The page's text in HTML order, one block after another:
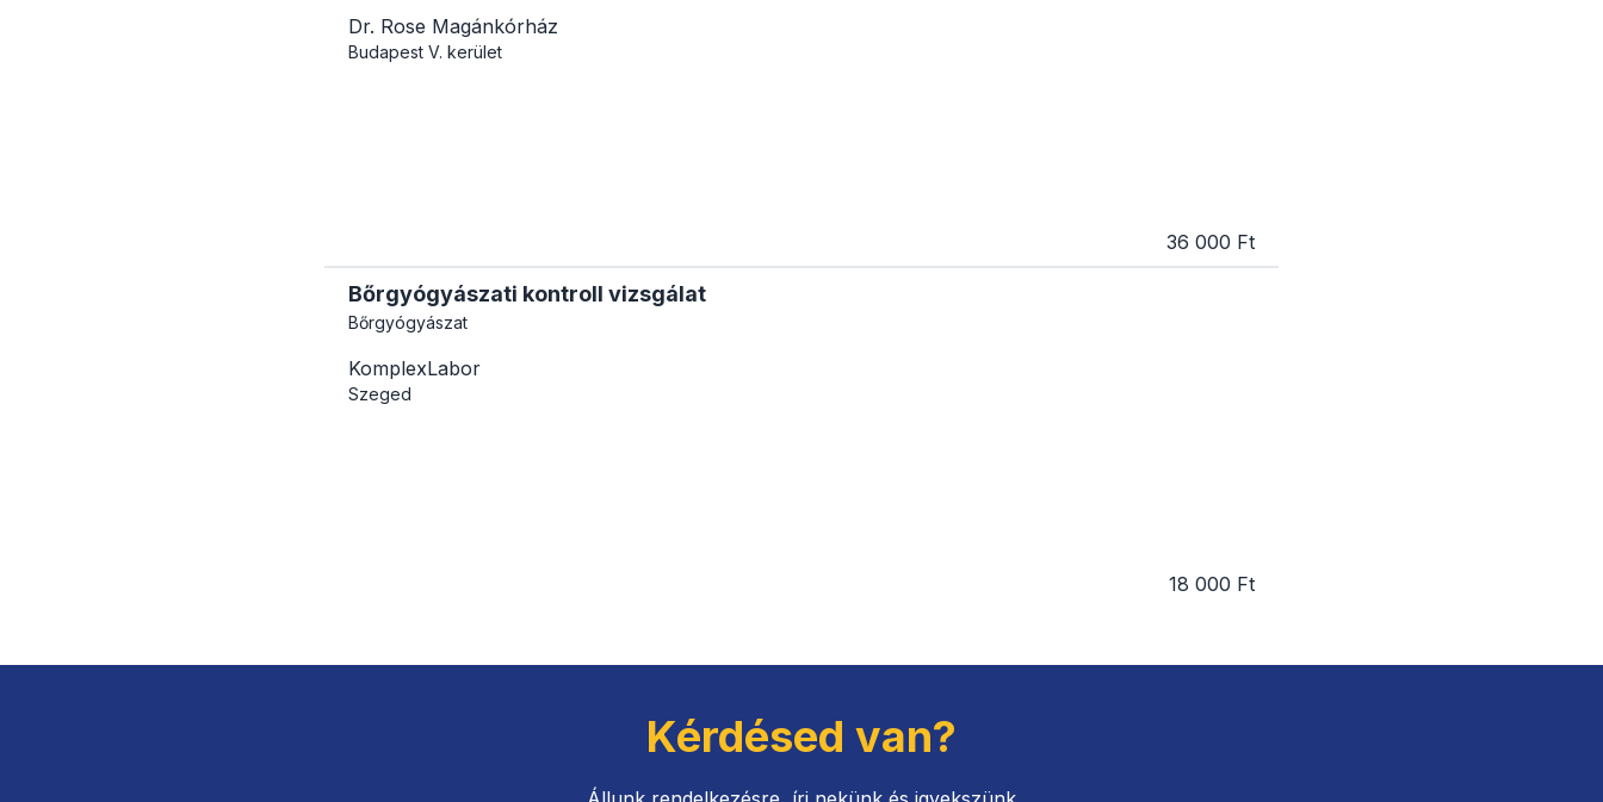
Dr. Rose Magánkórház
Budapest V. kerület
36 000 Ft
Bőrgyógyászati kontroll vizsgálat
Bőrgyógyászat
KomplexLabor
Szeged
18 000 Ft
Kérdésed van?